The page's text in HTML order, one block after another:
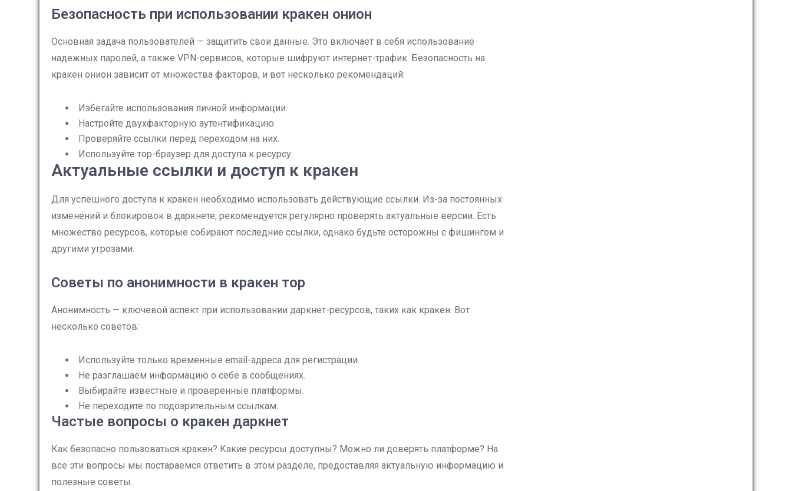
Безопасность при использовании кракен онион
Основная задача пользователей — защитить свои данные. Это включает в себя использование
надежных паролей, а также VPN-сервисов, которые шифруют интернет-трафик. Безопасность на
кракен онион зависит от множества факторов, и вот несколько рекомендаций:
Избегайте использования личной информации.
Настройте двухфакторную аутентификацию.
Проверяйте ссылки перед переходом на них.
Используйте тор-браузер для доступа к ресурсу.
Актуальные ссылки и доступ к кракен
Для успешного доступа к кракен необходимо использовать действующие ссылки. Из-за постоянных
изменений и блокировок в даркнете, рекомендуется регулярно проверять актуальные версии. Есть
множество ресурсов, которые собирают последние ссылки, однако будьте осторожны с фишингом и
другими угрозами.
Советы по анонимности в кракен тор
Анонимность — ключевой аспект при использовании даркнет-ресурсов, таких как кракен. Вот
несколько советов:
Используйте только временные email-адреса для регистрации.
Не разглашаем информацию о себе в сообщениях.
Выбирайте известные и проверенные платформы.
Не переходите по подозрительным ссылкам.
Частые вопросы о кракен даркнет
Как безопасно пользоваться кракен? Какие ресурсы доступны? Можно ли доверять платформе? На
все эти вопросы мы постараемся ответить в этом разделе, предоставляя актуальную информацию и
полезные советы.